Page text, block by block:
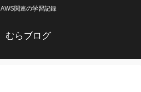
AWS関連の学習記録
むらブログ